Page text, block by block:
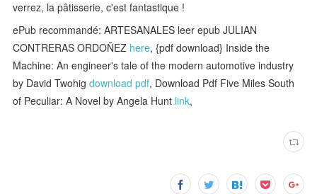
verrez, la pâtisserie, c'est fantastique !
ePub recommandé: ARTESANALES leer epub JULIAN
CONTRERAS ORDOÑEZ here, {pdf download} Inside the
Machine: An engineer's tale of the modern automotive industry
by David Twohigdownload pdf, Download Pdf Five Miles South
of Peculiar: A Novel by Angela Hunt link,